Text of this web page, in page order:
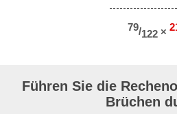
79/122 ×
Führen Sie die
Brüchen